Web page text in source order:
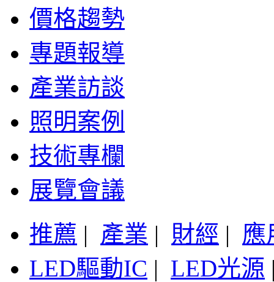
價格趨勢
專題報導
產業訪談
照明案例
技術專欄
展覽會議
推薦 | 產業 | 財經 | 應
LED驅動IC | LED光源